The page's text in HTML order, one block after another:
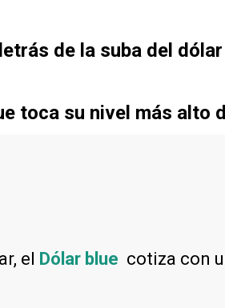
de la suba del
toca su nivel más alto
el Dólar blue cotiza con